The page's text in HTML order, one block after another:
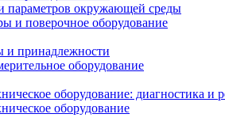
параметров окружающей среды
и поверочное оборудование
и принадлежности
оборудование
оборудование: диагностика и
оборудование